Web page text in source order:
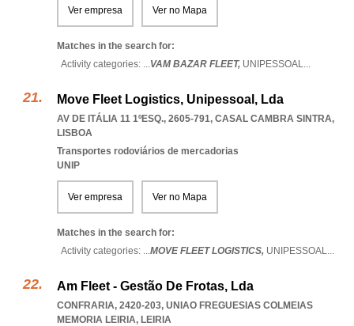
Ver empresa Ver no Mapa
Matches in the search for:
Activity categories: ...VAM BAZAR FLEET, UNIPESSOAL...
Move Fleet Logistics, Unipessoal, Lda
AV DE ITÁLIA 11 1ºESQ., 2605-791, CASAL CAMBRA SINTRA,
LISBOA
Transportes rodoviários de mercadorias
UNIP
Ver empresa Ver no Mapa
Matches in the search for:
Activity categories: ...MOVE FLEET LOGISTICS, UNIPESSOAL...
Am Fleet - Gestão De Frotas, Lda
CONFRARIA, 2420-203, UNIAO FREGUESIAS COLMEIAS
MEMORIA LEIRIA, LEIRIA